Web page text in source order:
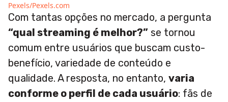
Pexels/Pexels.com
Com tantas opções no mercado, a pergunta
“qual streaming é melhor?” se tornou
comum entre usuários que buscam custo-
benefício, variedade de conteúdo e
qualidade. A resposta, no entanto, varia
conforme o perfil de cada usuário: fãs de